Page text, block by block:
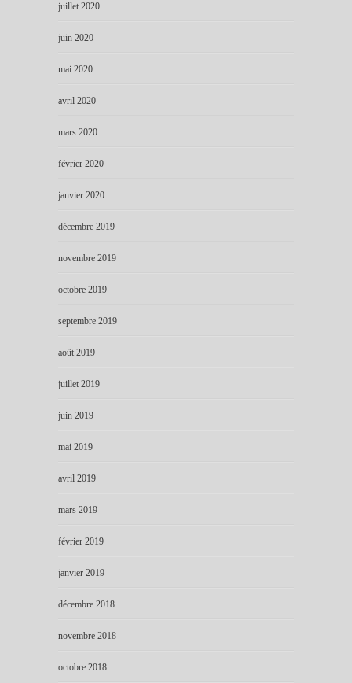
juillet 2020
juin 2020
mai 2020
avril 2020
mars 2020
février 2020
janvier 2020
décembre 2019
novembre 2019
octobre 2019
septembre 2019
août 2019
juillet 2019
juin 2019
mai 2019
avril 2019
mars 2019
février 2019
janvier 2019
décembre 2018
novembre 2018
octobre 2018